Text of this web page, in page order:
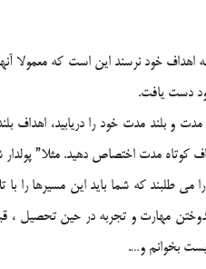
خود نرسند اين است كه معمولا
دست يافت.
بلند مدت خود را دريابيد، اهداف
كوتاه مدت اختصاص دهيد. مثلا”
مي طلبند كه شما بايد اين مسيرها را
مهارت و تجربه در حين تحصيل ،